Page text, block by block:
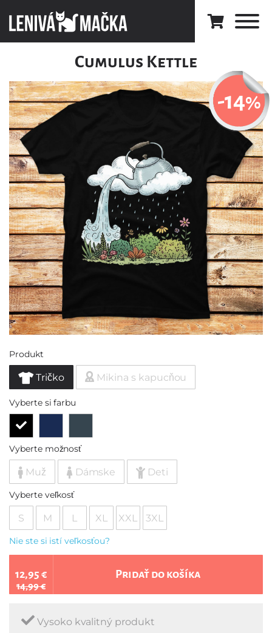
Cumulus Kettle
-14%
Produkt
Tričko Mikina s kapucňou
Vyberte si farbu
Vyberte možnosť
Muž Dámske Deti
Vyberte veľkosť
S M L XL XXL 3XL
Nie ste si istí veľkosťou?
12,95 €
14,99 €
Pridať do košíka
Vysoko kvalitný produkt